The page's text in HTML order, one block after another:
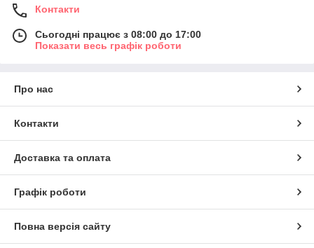
Контакти
Сьогодні працює з 08:00 до 17:00
Показати весь графік роботи
Про нас
Контакти
Доставка та оплата
Графік роботи
Повна версія сайту